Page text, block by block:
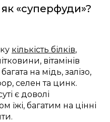
«суперфуди»?
кількість білків,
вітамінів
на мідь, залізо,
селен та цинк.
є доволі
багатим на цінні